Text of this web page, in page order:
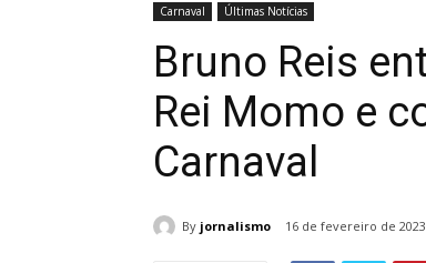
Carnaval Últimas Notícias
Bruno Reis
Rei Momo e
Carnaval
By jornalismo 16 de fevereiro de 2023